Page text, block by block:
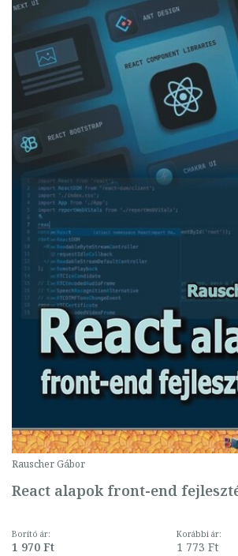
Rauscher Gábor
React alapok front-end
Borító ár:
1 970 Ft
Korábbi ár:
1 773 Ft